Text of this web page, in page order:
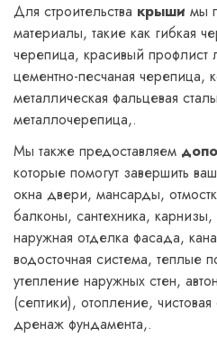
Для строительства крыши мы
материалы, такие как гибкая
черепица, красивый профлист
цементно-песчаная черепица,
металлическая фальцевая
металлочерепица,.
Мы также предоставляем
которые помогут завершить
окна двери, мансарды,
балконы, сантехника,
наружная отделка фасада,
водосточная система, теплые
утепление наружных стен,
(септики), отопление,
дренаж фундамента,.